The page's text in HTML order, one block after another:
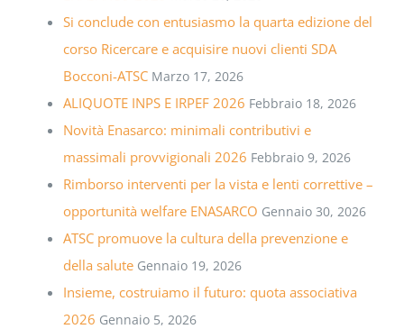
Si conclude con entusiasmo la quarta edizione del
corso Ricercare e acquisire nuovi clienti SDA
Bocconi-ATSC Marzo 17, 2026
ALIQUOTE INPS E IRPEF 2026 Febbraio 18, 2026
Novità Enasarco: minimali contributivi e
massimali provvigionali 2026 Febbraio 9, 2026
Rimborso interventi per la vista e lenti correttive –
opportunità welfare ENASARCO Gennaio 30, 2026
ATSC promuove la cultura della prevenzione e
della salute Gennaio 19, 2026
Insieme, costruiamo il futuro: quota associativa
2026 Gennaio 5, 2026